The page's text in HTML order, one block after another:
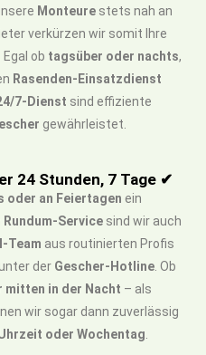
Monteurestets nah an
verkürzen wir somit Ihre
ob tagsüber oder nachts,
Rasenden-Einsatzdienst
7-Dienst sind effiziente
gewährleistet.
24 Stunden, 7 Tage ✔
oder an Feiertagen ein
Rundum-Service sind wir auch
Team aus routinierten Profis
der Gescher-Hotline . Ob
mitten in der Nacht – als
wir sogar dann zuverlässig
oder Wochentag